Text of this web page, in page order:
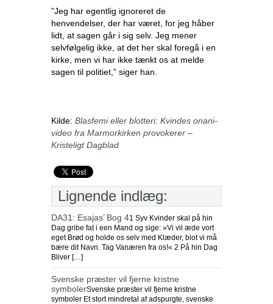
”Jeg har egentlig ignoreret de
henvendelser, der har været, for jeg håber
lidt, at sagen går i sig selv. Jeg mener
selvfølgelig ikke, at det her skal foregå i en
kirke, men vi har ikke tænkt os at melde
sagen til politiet,” siger han.
Kilde: Blasfemi eller blotteri: Kvindes onani-
video fra Marmorkirken provokerer –
Kristeligt Dagblad
Lignende indlæg:
DA31: Esajas’ Bog 41 Syv Kvinder skal på hin
Dag gribe fat i een Mand og sige: »Vi vil æde vort
eget Brød og holde os selv med Klæder, blot vi må
bære dit Navn. Tag Vanæren fra os!« 2 På hin Dag
Bliver […]
Svenske præster vil fjerne kristne
symbolerSvenske præster vil fjerne kristne
symboler Et stort mindretal af adspurgte, svenske